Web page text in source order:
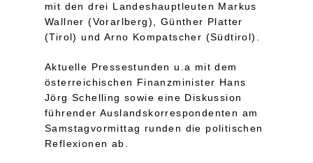
mit den drei Landeshauptleuten Markus
Wallner (Vorarlberg), Günther Platter
(Tirol) und Arno Kompatscher (Südtirol).
Aktuelle Pressestunden u.a mit dem
österreichischen Finanzminister Hans
Jörg Schelling sowie eine Diskussion
führender Auslandskorrespondenten am
Samstagvormittag runden die politischen
Reflexionen ab.